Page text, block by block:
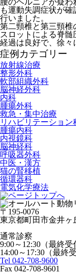
腰のヘルニアが疑
も運動失調症状が
行いました。
第二頸椎と第三頸椎
スロットによる脊髄
経過は良好で、徐々
症例カテゴリー
放射線治療
整形外科
軟部組織外科
脳神経外科
内科
腫瘍外科
救急・集中治療
リハビリテーション
腫瘍内科
内視鏡科
脳神経科
呼吸器外科
中医・漢方
猫の腎移植
循環器科
電気化学療法
〒195-0076
東京都町田市金井ヶ
通常診察
9:00～12:30（最終受
14:00～17:30（最終受
Tel 042-708-9600
Fax 042-708-9601